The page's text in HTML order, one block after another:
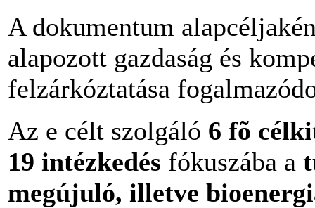
A dokumentum
alapozott gazdaság és
felzárkóztatása
Az e célt szolgáló 6 fõ
19 intézkedés fókuszába a
megújuló, illetve